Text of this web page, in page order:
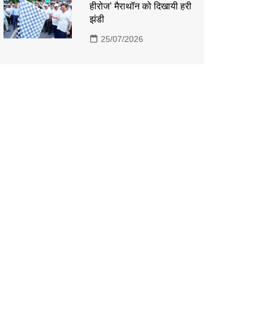
हीरोज’ मैराथॉन को दिखायी हरी
झंडी
25/07/2026